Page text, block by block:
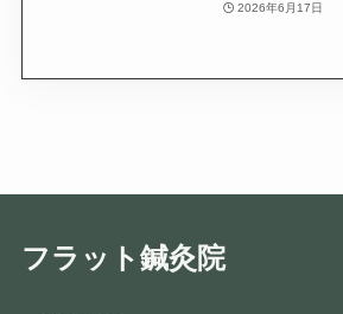
2026年6月17日
フラット鍼灸院